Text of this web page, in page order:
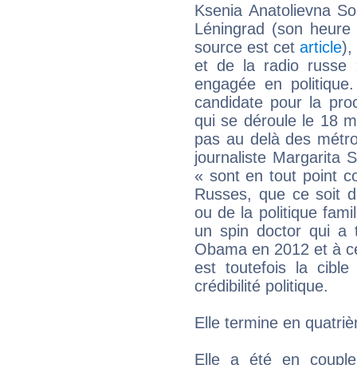
Ksenia Anatolievna
Léningrad (son
source est cetarticle),
et de la radio russe
engagée en
candidate pour la
qui se déroule le 18
pas au delà des
journaliste Margarita
« sont en tout point
Russes, que ce soit
ou de la politique
un spin doctor qui a
Obama en 2012 et à
est toutefois la
crédibilité politique.
Elle termine en
Elle a été en